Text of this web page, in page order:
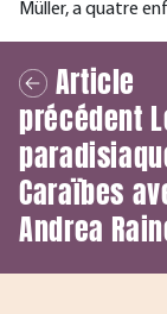
Müller, a quatre
Article
précédent
Caraïbes
Andrea